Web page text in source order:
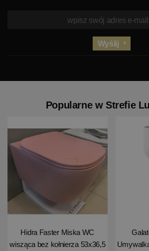
Wyślij
Popularne w Strefie
Hidra Faster Miska WC
wisząca bez kołnierza 53x36,5